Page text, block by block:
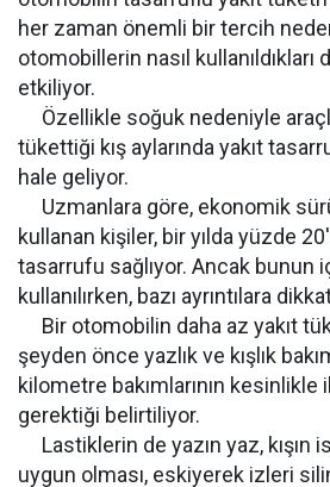
her zaman önemli bir tercih
otomobillerin nasıl kullanıldıkları
etkiliyor.
Özellikle soğuk nedeniyle
tükettiği kış aylarında yakıt
hale geliyor.
Uzmanlara göre, ekonomik
kullanan kişiler, bir yılda yüzde
tasarrufu sağlıyor. Ancak bunun
kullanılırken, bazı ayrıntılara
Bir otomobilin daha az yakıt
şeyden önce yazlık ve kışlık
kilometre bakımlarının
gerektiği belirtiliyor.
Lastiklerin de yazın yaz, kışın
uygun olması, eskiyerek izleri